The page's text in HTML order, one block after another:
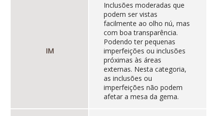
IM
Inclusões moderadas que
podem ser vistas
facilmente ao olho nú, mas
com boa transparência.
Podendo ter pequenas
imperfeições ou inclusões
próximas às áreas
externas. Nesta categoria,
as inclusões ou
imperfeições não podem
afetar a mesa da gema.